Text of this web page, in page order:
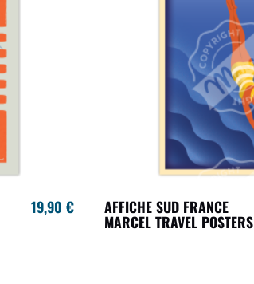
19,90 € AFFICHE SUD FRANCE
MARCEL TRAVEL POSTERS